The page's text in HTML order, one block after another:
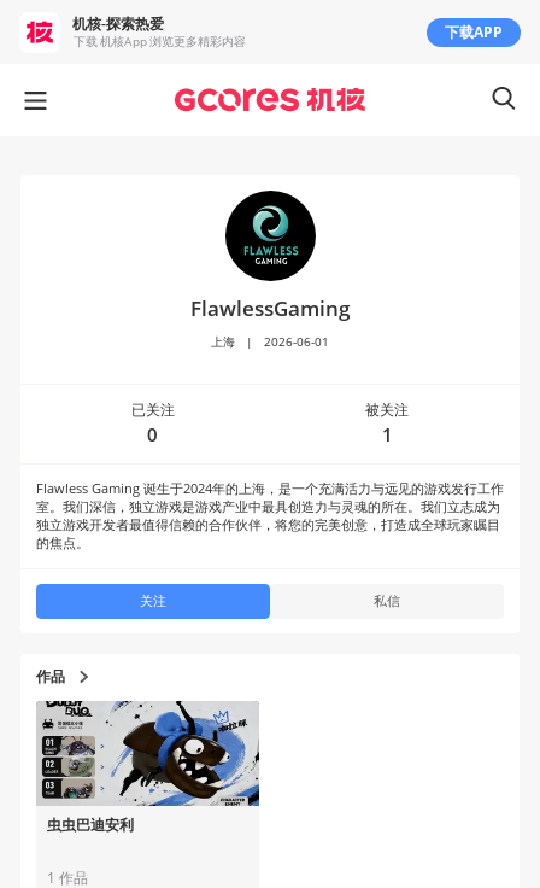
作品
虫虫巴迪安利
1 作品
FlawlessGaming
上海 | 2026-06-01
已关注
0
被关注
1
Flawless Gaming 诞生于2024年的上海，是一个充满活力与远见的游戏发行工作
室。我们深信，独立游戏是游戏产业中最具创造力与灵魂的所在。我们立志成为
独立游戏开发者最值得信赖的合作伙伴，将您的完美创意，打造成全球玩家瞩目
的焦点。
关注 私信
机核-探索热爱
下载 机核App 浏览更多精彩内容 下载APP